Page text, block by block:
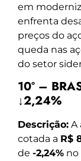
em
enfrenta
preços do
queda nas
do setor
10º –
↓2,24%
Descrição: A
cotada a R$
de -2,24% no